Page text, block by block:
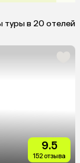
туры в 20 отелей
9.5
152 отзыва